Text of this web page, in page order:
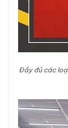
Đầy đủ các